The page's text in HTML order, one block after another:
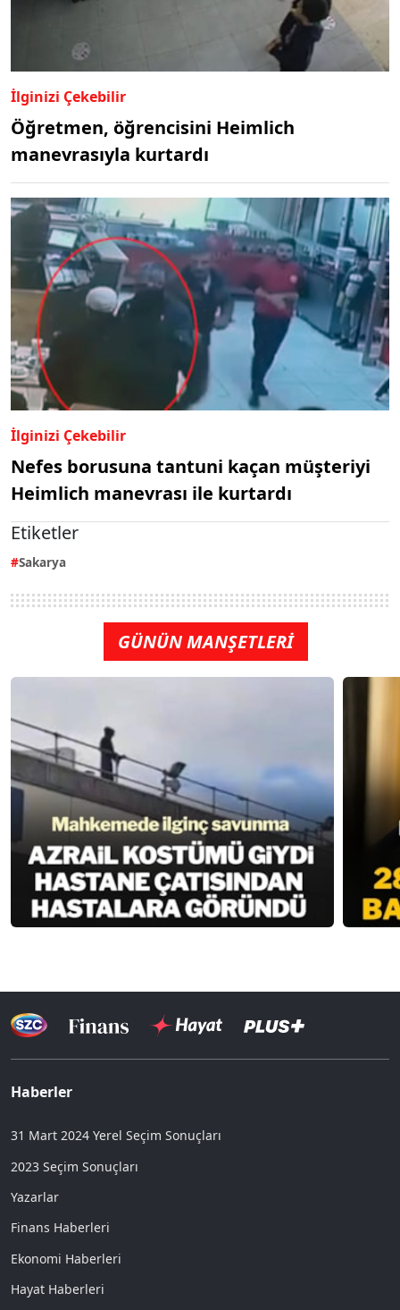
İlginizi Çekebilir
Öğretmen, öğrencisini Heimlich
manevrasıyla kurtardı
İlginizi Çekebilir
Nefes borusuna tantuni kaçan müşteriyi
Heimlich manevrası ile kurtardı
Etiketler
Sakarya
GÜNÜN MANŞETLERİ
Haberler
31 Mart 2024 Yerel Seçim Sonuçları
2023 Seçim Sonuçları
Yazarlar
Finans Haberleri
Ekonomi Haberleri
Hayat Haberleri